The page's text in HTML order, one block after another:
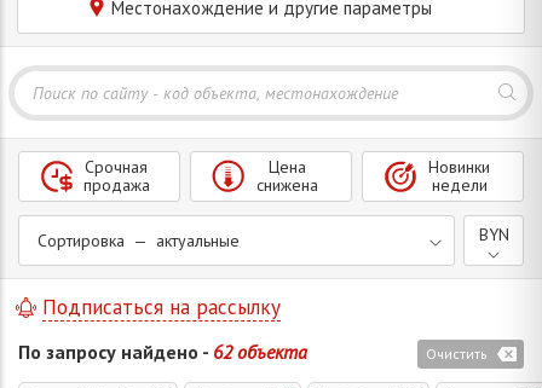
Местонахождение и другие параметры
Сортировка — актуальные
Срочная
продажа
Цена
снижена
Новинки
недели
BYN
По запросу найдено - 62 объекта Очистить
Подписаться на рассылку